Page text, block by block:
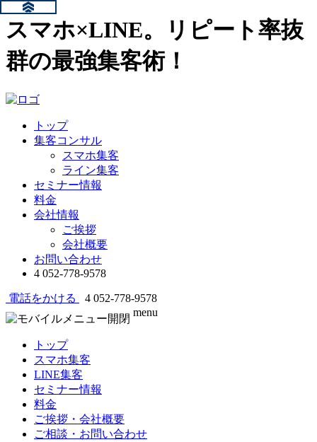
スマホ×LINE。リピート率抜
群の最強集客術！
トップ
集客コンサル
スマホ集客
ライン集客
セミナー情報
料金
会社情報
ご挨拶
会社概要
お問い合わせ
4 052-778-9578
電話をかける 4 052-778-9578
menu
トップ
スマホ集客
LINE集客
セミナー情報
料金
ご挨拶・会社概要
ご相談・お問い合わせ